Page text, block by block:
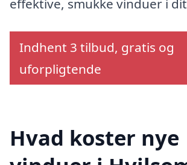
effektive, smukke vinduer i
Indhent 3 tilbud, gratis og
uforpligtende
Hvad koster nye